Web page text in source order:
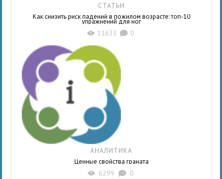
СТАТЬИ
Как снизить риск падений в пожилом возрасте: топ-10
упражнений для ног
X 11633 K 0
АНАЛИТИКА
Ценные свойства граната
X 6299 K 0